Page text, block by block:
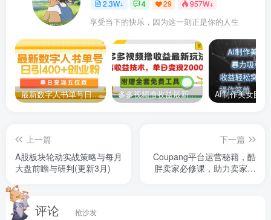
2.3W+ 4 29 957W+
享受当下的快乐，因为这一刻正是你的人生
最新数字人书单号日400+创业粉，单日变现五位数，市面卖5980附软件和详… 多多视频撸收益最新玩法，高收益技术，单日变现2000+，附赠全套技术资料
上一篇
A股板块轮动实战策略与每月
大盘前瞻与研判(更新3月)
下一篇
Coupang平台运营秘籍，酷
胖卖家必修课，助力卖家提
评论 抢沙发